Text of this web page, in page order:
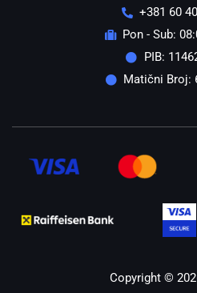
+381 60
Pon - Sub:
PIB:
Matični Broj:
Copyright ©